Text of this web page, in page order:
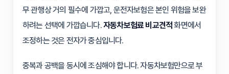
무 관행상 거의 필수에 가깝고, 운전자보험은 본인 위험을 보완
하려는 선택에 가깝습니다.자동차보험료 비교견적화면에서
조정하는 것은 전자가 중심입니다.
중복과 공백을 동시에 조심해야 합니다. 자동차보험만으로 부